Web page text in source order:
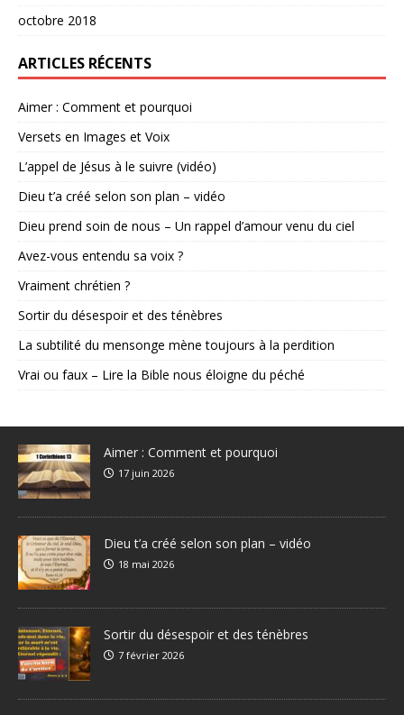
octobre 2018
ARTICLES RÉCENTS
Aimer : Comment et pourquoi
Versets en Images et Voix
L’appel de Jésus à le suivre (vidéo)
Dieu t’a créé selon son plan – vidéo
Dieu prend soin de nous – Un rappel d’amour venu du ciel
Avez-vous entendu sa voix ?
Vraiment chrétien ?
Sortir du désespoir et des ténèbres
La subtilité du mensonge mène toujours à la perdition
Vrai ou faux – Lire la Bible nous éloigne du péché
Aimer : Comment et pourquoi
17 juin 2026
Dieu t’a créé selon son plan – vidéo
18 mai 2026
Sortir du désespoir et des ténèbres
7 février 2026